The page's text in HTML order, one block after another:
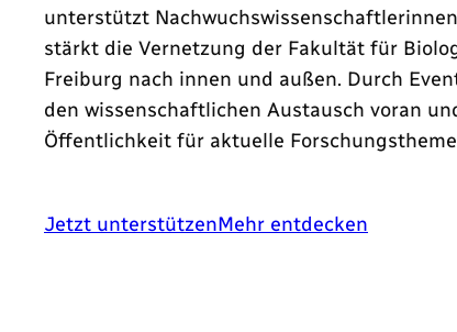
unterstützt
stärkt die Vernetzung der Fakultät für
Freiburg nach innen und außen. Durch
den wissenschaftlichen Austausch voran
Öffentlichkeit für aktuelle
Jetzt unterstützenMehr entdecken